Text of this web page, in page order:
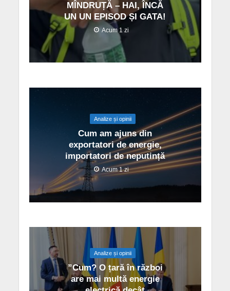
MÎNDRUȚĂ – HAI, ÎNCĂ
UN UN EPISOD ȘI GATA!
Acum 1 zi
Analize și opinii
Cum am ajuns din
exportatori de energie,
importatori de neputință
Acum 1 zi
Analize și opinii
”Cum? O țară în război
are mai multă energie